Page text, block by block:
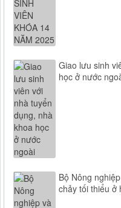
Giao lưu sinh
học ở nước
Bộ Nông
chảy tối thiểu ở